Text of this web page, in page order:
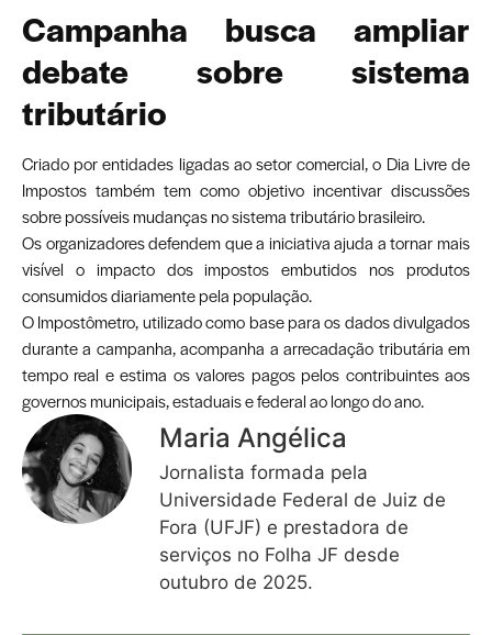
Campanha busca ampliar
debate sobre sistema
tributário
Criado por entidades ligadas ao setor comercial, o Dia Livre de
Impostos também tem como objetivo incentivar discussões
sobre possíveis mudanças no sistema tributário brasileiro.
Os organizadores defendem que a iniciativa ajuda a tornar mais
visível o impacto dos impostos embutidos nos produtos
consumidos diariamente pela população.
O Impostômetro, utilizado como base para os dados divulgados
durante a campanha, acompanha a arrecadação tributária em
tempo real e estima os valores pagos pelos contribuintes aos
governos municipais, estaduais e federal ao longo do ano.
Maria Angélica
Jornalista formada pela
Universidade Federal de Juiz de
Fora (UFJF) e prestadora de
serviços no Folha JF desde
outubro de 2025.